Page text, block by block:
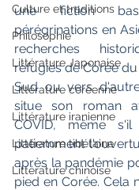
Culture et traditions
Philosophie
Littérature Japonaise
Littérature coréenne
Littérature iranienne
Littérature tibétaine
Littérature chinoise
une fiction
pérégrinations en
recherches
réfugiés de Corée
Sud ou vers
situe son roman
COVID, même
patiemment
après la pandémie
pied en Corée. Cela